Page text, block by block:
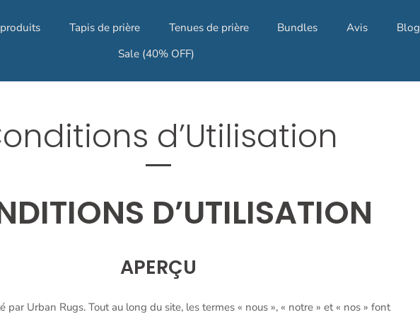
Tapis de prière Tenues de prière Bundles Avis
Blog
Sale (40% OFF)
d’Utilisation
D’UTILISATION
APERÇU
par Urban Rugs. Tout au long du site, les termes « nous », « notre » et « nos » font